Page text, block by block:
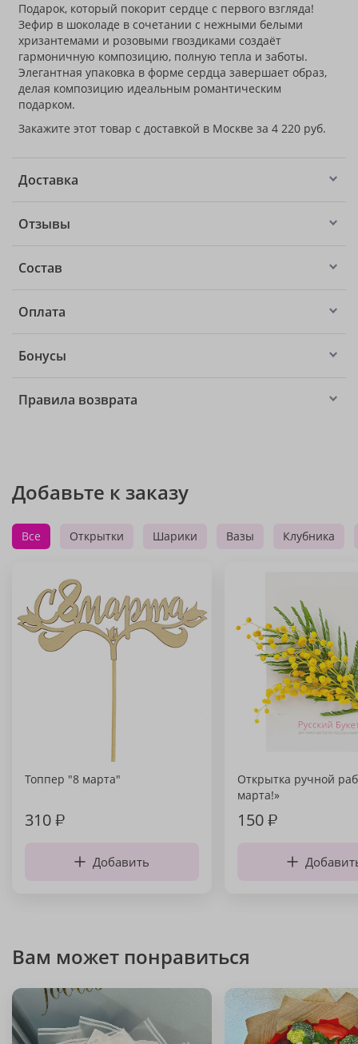
Подарок, который покорит сердце с первого взгляда!
Зефир в шоколаде в сочетании с нежными белыми
хризантемами и розовыми гвоздиками создаёт
гармоничную композицию, полную тепла и заботы.
Элегантная упаковка в форме сердца завершает образ,
делая композицию идеальным романтическим
подарком.
Закажите этот товар с доставкой в Москве за 4 220 руб.
Доставка
Отзывы
Состав
Оплата
Бонусы
Правила возврата
Добавьте к заказу
Все Открытки Шарики Вазы Клубника
Топпер "8 марта"
310₽
Добавить
Открытка ручной
марта!»
150₽
Вам может понравиться